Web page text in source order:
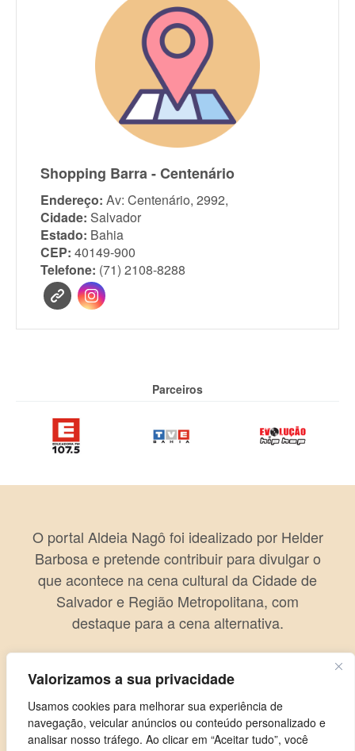
Valorizamos a sua privacidade
Usamos cookies para melhorar sua experiência de
navegação, veicular anúncios ou conteúdo personalizado e
analisar nosso tráfego. Ao clicar em “Aceitar tudo”, você
Shopping Barra - Centenário
Endereço: Av: Centenário, 2992,
Cidade: Salvador
Estado: Bahia
CEP: 40149-900
Telefone: (71) 2108-8288
Parceiros
O portal Aldeia Nagô foi idealizado por Helder
Barbosa e pretende contribuir para divulgar o
que acontece na cena cultural da Cidade de
Salvador e Região Metropolitana, com
destaque para a cena alternativa.